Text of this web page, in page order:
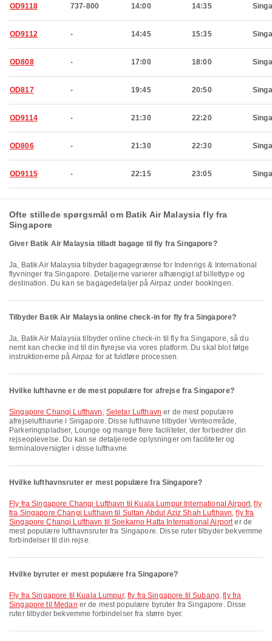
OD9118 737-800 14:00 14:35
OD9112 - 14:45 15:35
OD808 - 17:00 18:00
OD817 - 19:45 20:50
OD9114 - 21:30 22:20
OD806 - 21:30 22:30
OD9115 - 22:15 23:05
Ofte stillede spørgsmål om Batik Air Malaysia fly fra
Singapore
Giver Batik Air Malaysia tilladt bagage til fly fra Singapore?
Ja, Batik Air Malaysia tilbyder bagagegrænse for Indenrigs & International
flyvninger fra Singapore. Detaljerne varierer afhængigt af billettype og
destination. Du kan se bagagedetaljer på Airpaz under bookingen.
Tilbyder Batik Air Malaysia online check-in for fly fra Singapore?
Ja, Batik Air Malaysia tilbyder online check-in til fly fra Singapore, så du
nemt kan checke ind til din flyrejse via vores platform. Du skal blot følge
instruktionerne på Airpaz for at fuldføre processen.
Hvilke lufthavne er de mest populære for afrejse fra Singapore?
Singapore Changi Lufthavn , Seletar Lufthavn er de mest populære
afrejselufthavne i Singapore. Disse lufthavne tilbyder Venteområde,
Parkeringspladser, Lounge og mange flere faciliteter, der forbedrer din
rejseoplevelse. Du kan se detaljerede oplysninger om faciliteter og
terminaloversigter i disse lufthavne.
Hvilke lufthavnsruter er mest populære fra Singapore?
fly fra Singapore Changi Lufthavn til Kuala Lumpur International Airport,fly
fra Singapore Changi Lufthavn til Sultan Abdul Aziz Shah Lufthavn,fly fra
Singapore Changi Lufthavn til Soekarno Hatta International Airporter de
mest populære lufthavnsruter fra Singapore. Disse ruter tilbyder bekvemme
forbindelser til din rejse.
Hvilke byruter er mest populære fra Singapore?
fly fra Singapore til Kuala Lumpur,fly fra Singapore til Subang,fly fra
Singapore til Medan er de mest populære byruter fra Singapore. Disse
ruter tilbyder bekvemme forbindelser fra større byer.